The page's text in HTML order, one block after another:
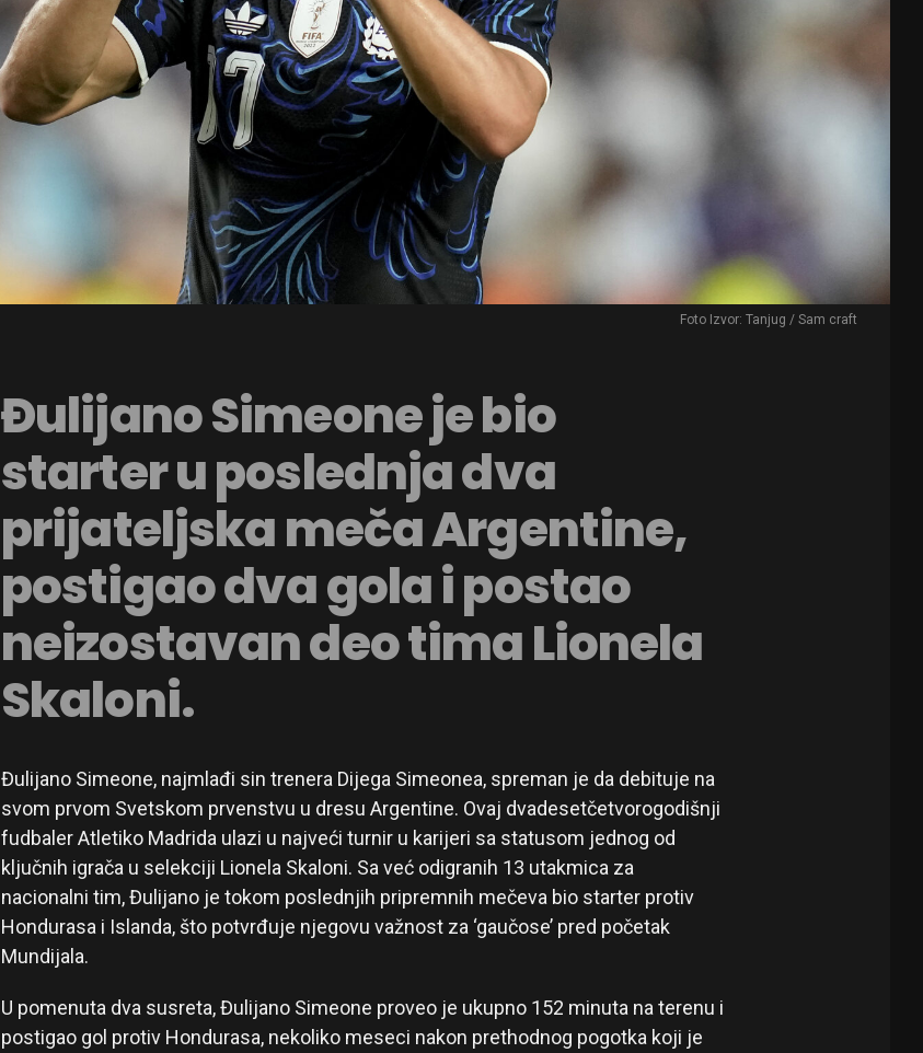
Foto Izvor: Tanjug / Sam craft
Đulijano Simeone je bio
starter u poslednja dva
prijateljska meča Argentine,
postigao dva gola i postao
neizostavan deo tima Lionela
Skaloni.
Đulijano Simeone, najmlađi sin trenera Dijega Simeonea, spreman je da debituje na
svom prvom Svetskom prvenstvu u dresu Argentine. Ovaj dvadesetčetvorogodišnji
fudbaler Atletiko Madrida ulazi u najveći turnir u karijeri sa statusom jednog od
ključnih igrača u selekciji Lionela Skaloni. Sa već odigranih 13 utakmica za
nacionalni tim, Đulijano je tokom poslednjih pripremnih mečeva bio starter protiv
Hondurasa i Islanda, što potvrđuje njegovu važnost za ‘gaučose’ pred početak
Mundijala.
U pomenuta dva susreta, Đulijano Simeone proveo je ukupno 152 minuta na terenu i
postigao gol protiv Hondurasa, nekoliko meseci nakon prethodnog pogotka koji je